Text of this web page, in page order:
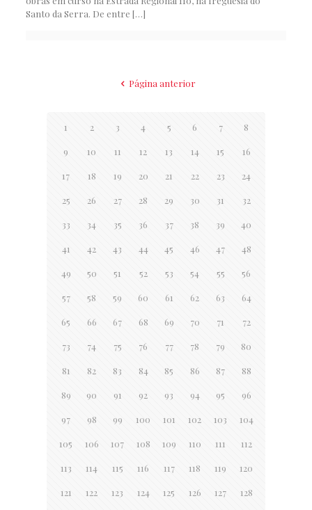
Santo da Serra. De entre […]
Página anterior
1 2 3 4 5 6 7 8
9 10 11 12 13 14 15 16
17 18 19 20 21 22 23 24
25 26 27 28 29 30 31 32
33 34 35 36 37 38 39 40
41 42 43 44 45 46 47 48
49 50 51 52 53 54 55 56
57 58 59 60 61 62 63 64
65 66 67 68 69 70 71 72
73 74 75 76 77 78 79 80
81 82 83 84 85 86 87 88
89 90 91 92 93 94 95 96
97 98 99 100 101 102 103 104
105 106 107 108 109 110 111 112
113 114 115 116 117 118 119 120
121 122 123 124 125 126 127 128